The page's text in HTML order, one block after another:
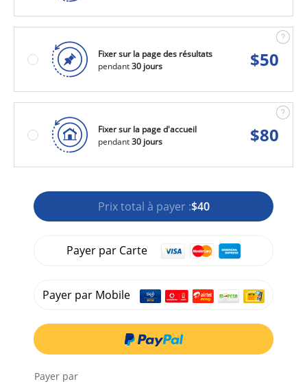
Fixer sur la page des résultats
pendant30 jours $50
Fixer sur la page d'accueil
pendant30 jours $80
Prix total à payer :$40
Payer par Carte
Payer par Mobile
Payer par